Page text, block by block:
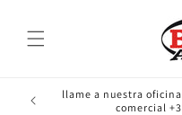
al contenido
llame a nuestra
comercial